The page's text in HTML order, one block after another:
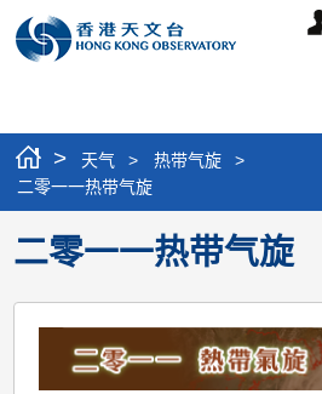
> 天气 > 热带气旋
>
二零一一热带气旋
二零一一热带气旋